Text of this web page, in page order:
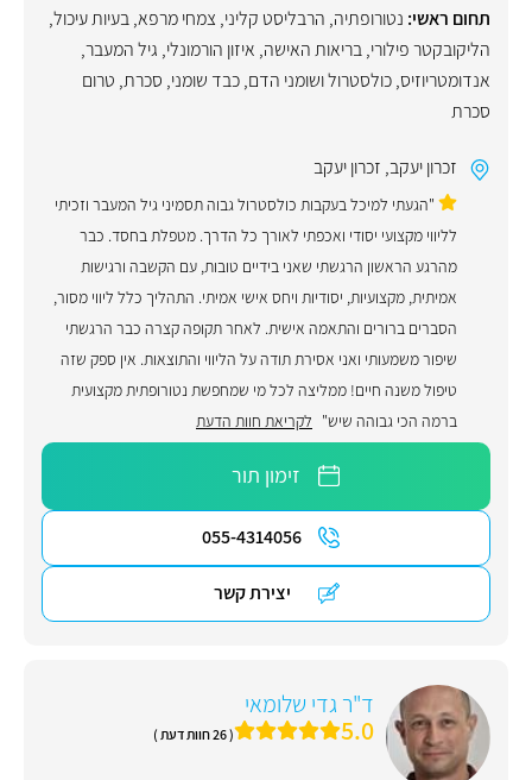
תחום ראשי: נטורופתיה, הרבליסט קליני, צמחי מרפא,בעיות עיכול,
הליקובקטר פילורי,בריאות האישה, איזון הורמונלי, גיל המעבר,
אנדומטריוזיס,כולסטרול ושומני הדם,כבד שומני, סכרת, טרום
סכרת
זכרון יעקב, זכרון יעקב
"הגעתי למיכל בעקבות כולסטרול גבוה תסמיני גיל המעבר וזכיתי
לליווי מקצועי יסודי ואכפתי לאורך כל הדרך. מטפלת בחסד. כבר
מהרגע הראשון הרגשתי שאני בידיים טובות, עם הקשבה ורגישות
אמיתית, מקצועיות, יסודיות ויחס אישי אמיתי. התהליך כלל ליווי מסור,
הסברים ברורים והתאמה אישית. לאחר תקופה קצרה כבר הרגשתי
שיפור משמעותי ואני אסירת תודה על הליווי והתוצאות. אין ספק שזה
טיפול משנה חיים! ממליצה לכל מי שמחפשת נטורופתית מקצועית
ברמה הכי גבוהה שיש" לקריאת חוות הדעת
זימון תור
055-4314056
יצירת קשר
ד"ר גדי שלומאי
5.0 ( 26 חוות דעת )